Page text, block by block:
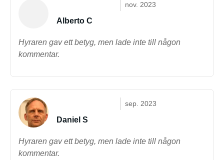
nov. 2023
Alberto C
Hyraren gav ett betyg, men lade inte till någon
kommentar.
sep. 2023
Daniel S
Hyraren gav ett betyg, men lade inte till någon
kommentar.